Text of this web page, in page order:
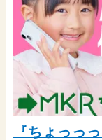
『ちょっっ